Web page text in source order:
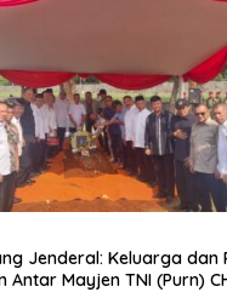
Jenderal: Keluarga dan
Antar Mayjen TNI (Purn)